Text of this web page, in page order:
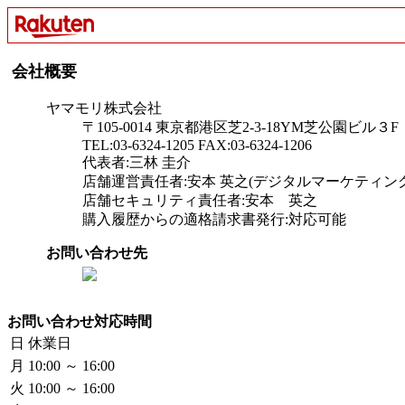
会社概要
ヤマモリ株式会社
〒105-0014 東京都港区芝2-3-18YM芝公園ビル３F
TEL:03-6324-1205 FAX:03-6324-1206
代表者:三林 圭介
店舗運営責任者:安本 英之(デジタルマーケティン
店舗セキュリティ責任者:安本 英之
購入履歴からの適格請求書発行:対応可能
お問い合わせ先
お問い合わせ対応時間
日 休業日
月 10:00 ～ 16:00
火 10:00 ～ 16:00